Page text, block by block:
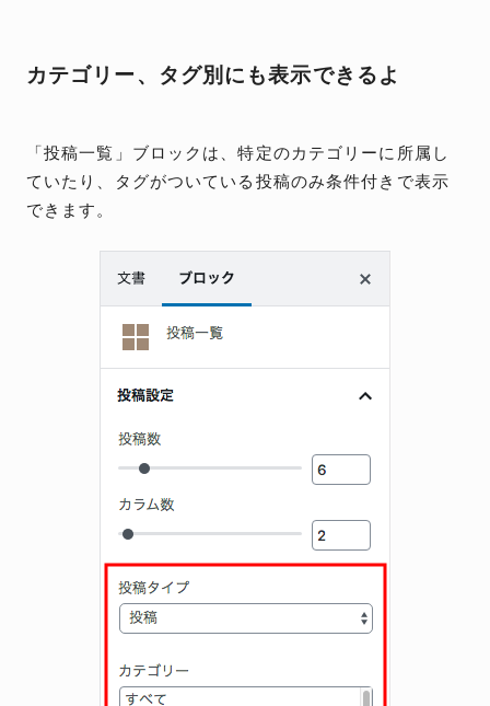
カテゴリー、タグ別にも表示できるよ
「投稿一覧」ブロックは、特定のカテゴリーに所属し
ていたり、タグがついている投稿のみ条件付きで表示
できます。